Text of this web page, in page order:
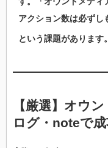
アクション数は必ずし
という課題があります
【厳選】 オウン
ログ・ noteで